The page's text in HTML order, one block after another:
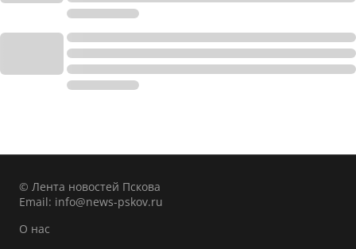
© Лента новостей Пскова
Email: info@news-pskov.ru
О нас